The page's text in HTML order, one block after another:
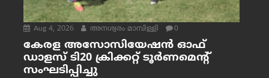
Aug 4, 2026 അനശ്വരം മാമ്പിള്ളി 0
കേരള അസോസിയേഷൻ ഓഫ്
ഡാളസ് ടി20 ക്രിക്കറ്റ് ടൂർണമെന്റ്
സംഘടിപ്പിച്ചു